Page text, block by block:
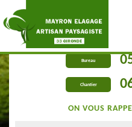
Bureau
Chantier
ON VOUS